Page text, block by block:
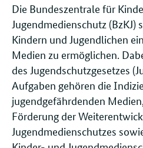
Die Bundeszentrale für
Jugendmedienschutz (BzKJ)
Kindern und Jugendlichen
Medien zu ermöglichen.
des Jugendschutzgesetzes
Aufgaben gehören die
jugendgefährdenden
Förderung der
Jugendmedienschutzes